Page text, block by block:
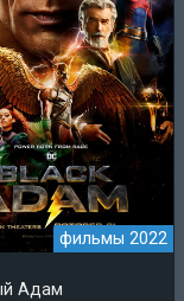
фильмы 2022
Адам